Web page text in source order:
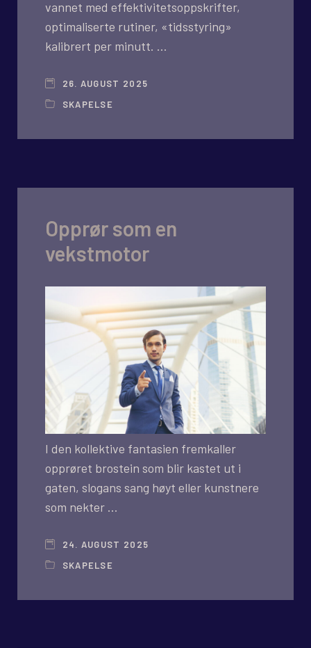
vannet med effektivitetsoppskrifter,
optimaliserte rutiner, «tidsstyring»
kalibrert per minutt. …
26. AUGUST 2025
SKAPELSE
Opprør som en
vekstmotor
I den kollektive fantasien fremkaller
opprøret brostein som blir kastet ut i
gaten, slogans sang høyt eller kunstnere
som nekter …
24. AUGUST 2025
SKAPELSE